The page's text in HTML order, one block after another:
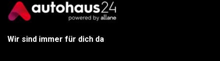
Wir sind immer für dich da